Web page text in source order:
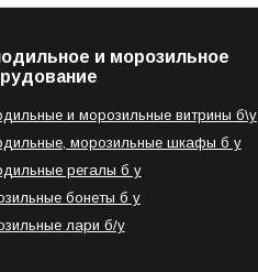
и морозильное
и морозильные витрины б\у
морозильные шкафы б у
регалы б у
бонеты б у
лари б/у